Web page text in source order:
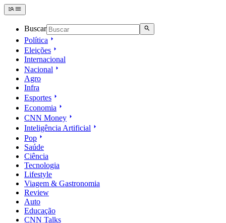
Buscar
Política
Eleições
Internacional
Nacional
Agro
Infra
Esportes
Economia
CNN Money
Inteligência Artificial
Pop
Saúde
Ciência
Tecnologia
Lifestyle
Viagem & Gastronomia
Review
Auto
Educação
CNN Talks